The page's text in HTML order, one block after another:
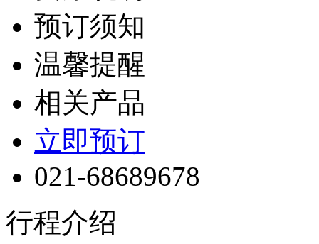
预订须知
温馨提醒
相关产品
立即预订
021-68689678
行程介绍